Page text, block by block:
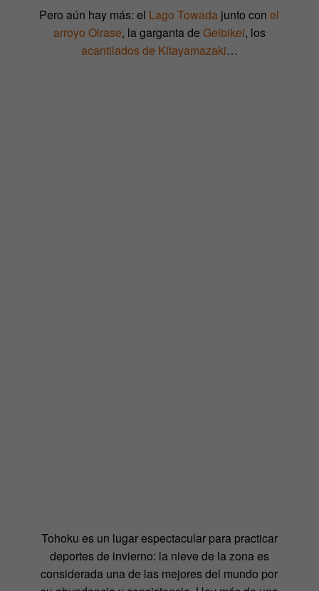
Pero aún hay más: el Lago Towada junto conel
arroyo Oirase, la garganta de Geibikei, los
acantilados de Kitayamazaki…
Tohoku es un lugar espectacular para practicar
deportes de invierno: la nieve de la zona es
considerada una de las mejores del mundo por